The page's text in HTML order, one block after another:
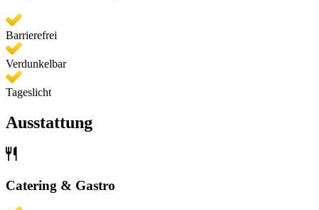
Barrierefrei
Verdunkelbar
Tageslicht
Ausstattung
Catering & Gastro